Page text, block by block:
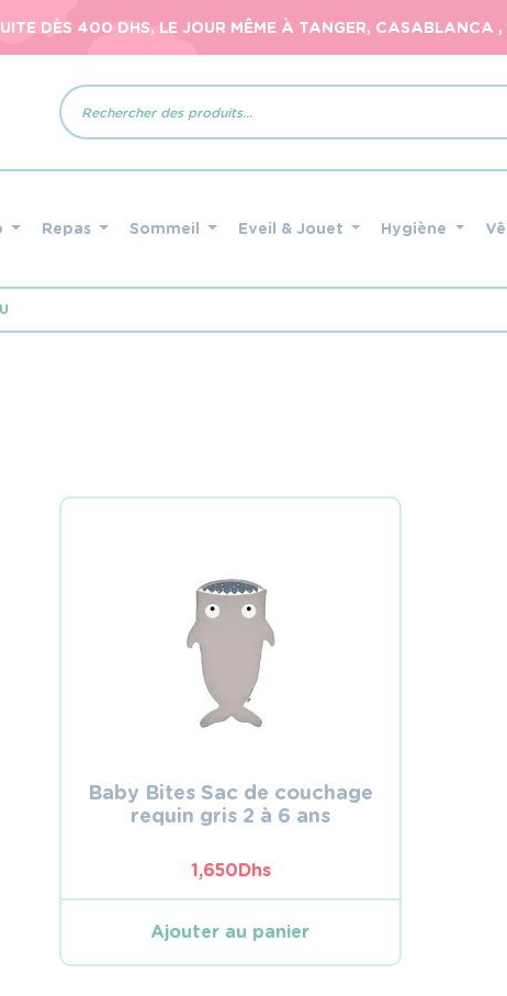
DÈS 400 DHS, LE JOUR MÊME À TANGER,
Recherche
de
produits
Repas Sommeil Eveil & Jouet Hygiène
Baby Bites Sac de couchage
requin gris 2 à 6 ans
1,650Dhs
Ajouter au panier